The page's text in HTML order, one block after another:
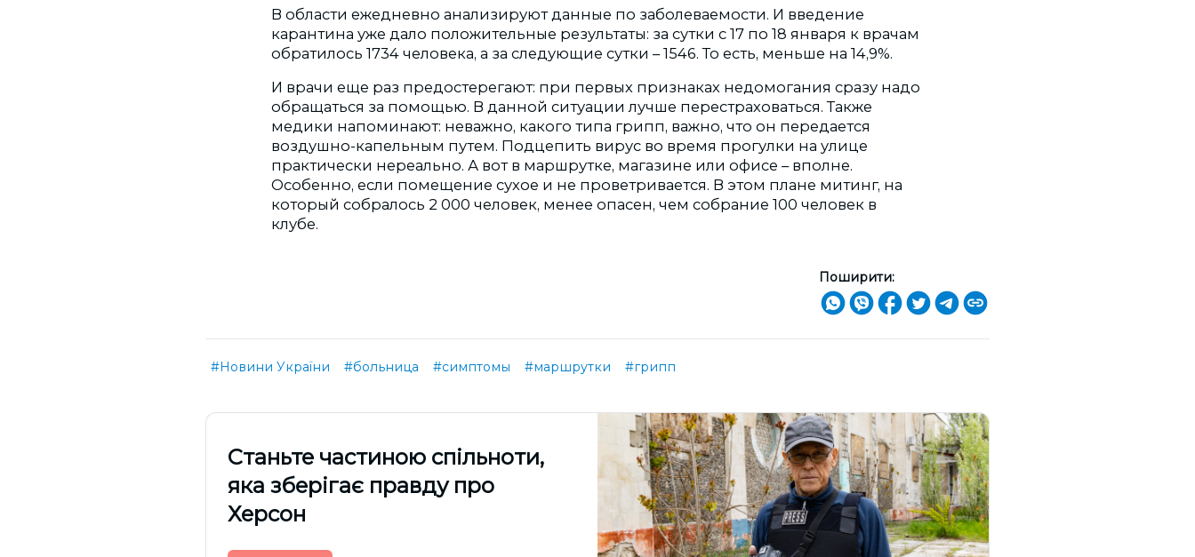
В области ежедневно анализируют данные по заболеваемости. И введение
карантина уже дало положительные результаты: за сутки с 17 по 18 января к врачам
обратилось 1734 человека, а за следующие сутки – 1546. То есть, меньше на 14,9%.
И врачи еще раз предостерегают: при первых признаках недомогания сразу надо
обращаться за помощью. В данной ситуации лучше перестраховаться. Также
медики напоминают: неважно, какого типа грипп, важно, что он передается
воздушно-капельным путем. Подцепить вирус во время прогулки на улице
практически нереально. А вот в маршрутке, магазине или офисе – вполне.
Особенно, если помещение сухое и не проветривается. В этом плане митинг, на
который собралось 2 000 человек, менее опасен, чем собрание 100 человек в
клубе.
Поширити:
#Новини України #больница #симптомы #маршрутки #грипп
Cтаньте частиною спільноти,
яка зберігає правду про
Херсон